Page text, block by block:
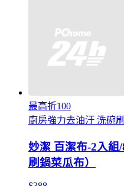
最高折100
廚房強力去油汙 洗碗
妙潔 百潔布-2入組
刷鍋菜瓜布）